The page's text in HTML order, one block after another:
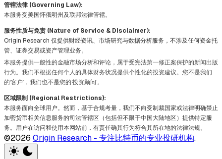
管辖法律 (Governing Law):
本服务受美国怀俄明州及联邦法律管辖。
服务性质与免责 (Nature of Service & Disclaimer):
Origin Research 仅提供财经资讯、市场研究与数据分析服务，不涉及任何资金托
管、证券交易或资产管理业务。
本服务提供一般性的金融市场分析和评论，属于受宪法第一修正案保护的新闻出版
行为。我们不根据任何个人的具体财务状况提供个性化的投资建议。您不是我们
的‘客户’，我们也不是您的‘投资顾问’。
区域限制 (Regional Restrictions):
本服务面向全球用户。然而，基于合规考量，我们不向受制裁国家或法律明确禁止
加密货币相关信息服务的司法管辖区（包括但不限于中国大陆地区）提供特定服
务。用户在访问和使用本网站前，有责任确其行为符合其所在地的法律法规。
©2026 Origin Research - 专注比特币的专业投研机构.